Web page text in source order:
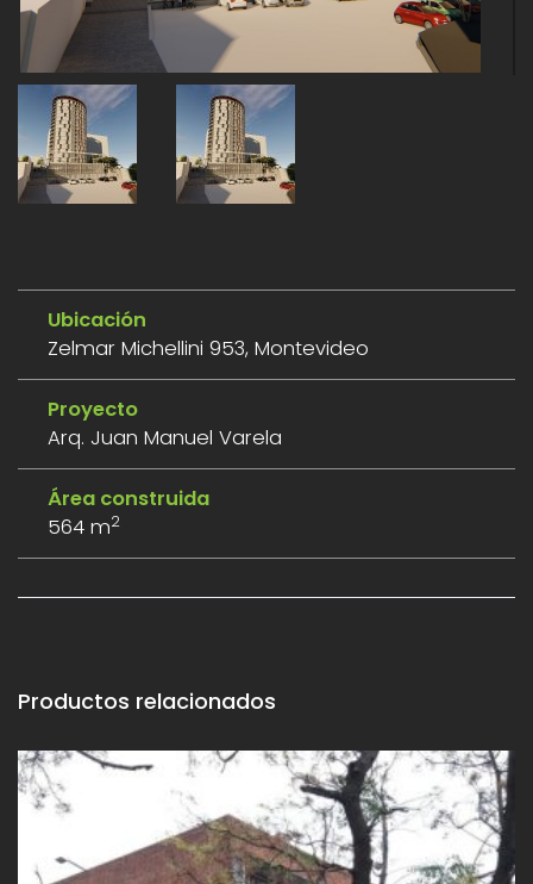
Ubicación
Zelmar Michellini 953, Montevideo
Proyecto
Arq. Juan Manuel Varela
Área construida
564 m2
Productos relacionados